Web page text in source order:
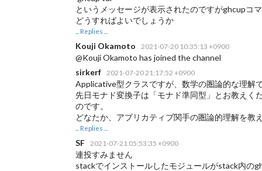
というメッセージが表示されたのですがghcupコ
どうすればよいでしょうか
... Replies ...
Kouji Okamoto 2021-07-20 10:35:13 +0900
@Kouji Okamoto has joined the channel
sirkerf
2021-07-20 21:17:52 +0900
Applicative型クラスですが、数学の圏論的な理解
先日モナド変換子は「モナド準同型」とお教え
のです。
どなたか、アプリカティブ関手の圏論的理解を教
... Replies ...
SF 2021-07-21 05:53:35 +0900
連投すみません
stackでインストールしたモジュールがstack内の